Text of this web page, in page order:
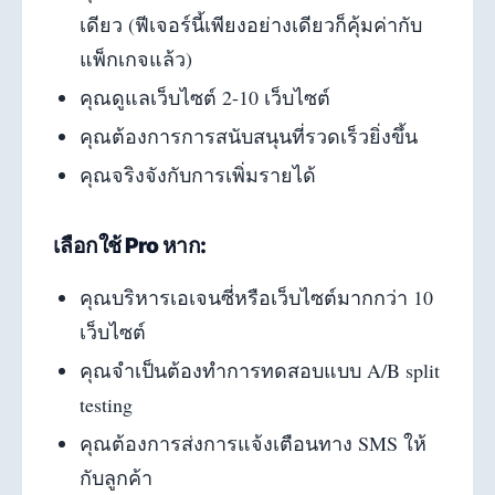
เดียว (ฟีเจอร์นี้เพียงอย่างเดียวก็คุ้มค่ากับ
แพ็กเกจแล้ว)
คุณดูแลเว็บไซต์ 2-10 เว็บไซต์
คุณต้องการการสนับสนุนที่รวดเร็วยิ่งขึ้น
คุณจริงจังกับการเพิ่มรายได้
เลือกใช้ Pro หาก:
คุณบริหารเอเจนซี่หรือเว็บไซต์มากกว่า 10
เว็บไซต์
คุณจำเป็นต้องทำการทดสอบแบบ A/B split
testing
คุณต้องการส่งการแจ้งเตือนทาง SMS ให้
กับลูกค้า